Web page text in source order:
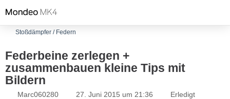
Stoßdämpfer / Federn
Federbeine zerlegen +
zusammenbauen kleine Tips mit
Bildern
Marc060280 27. Juni 2015 um 21:36 Erledigt